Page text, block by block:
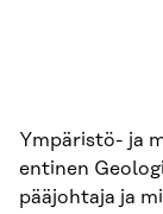
Ympäristö- ja
entinen
pääjohtaja ja